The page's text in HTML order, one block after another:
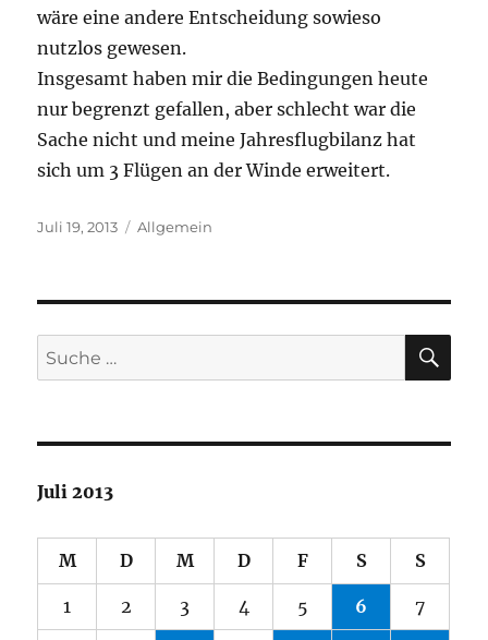
wäre eine andere Entscheidung sowieso
nutzlos gewesen.
Insgesamt haben mir die Bedingungen heute
nur begrenzt gefallen, aber schlecht war die
Sache nicht und meine Jahresflugbilanz hat
sich um 3 Flügen an der Winde erweitert.
Veröffentlicht
Juli 19, 2013 Kategorien
Allgemein
Suche
nach:
Juli 2013
M D M D F S S
1 2 3 4 5 6 7